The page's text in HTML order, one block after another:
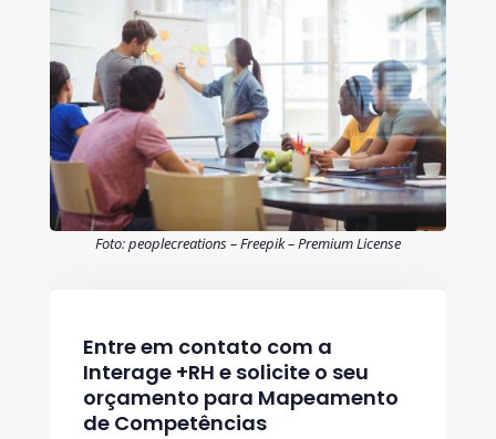
Foto: peoplecreations – Freepik – Premium License
Entre em contato com a
Interage +RH e solicite o seu
orçamento para Mapeamento
de Competências